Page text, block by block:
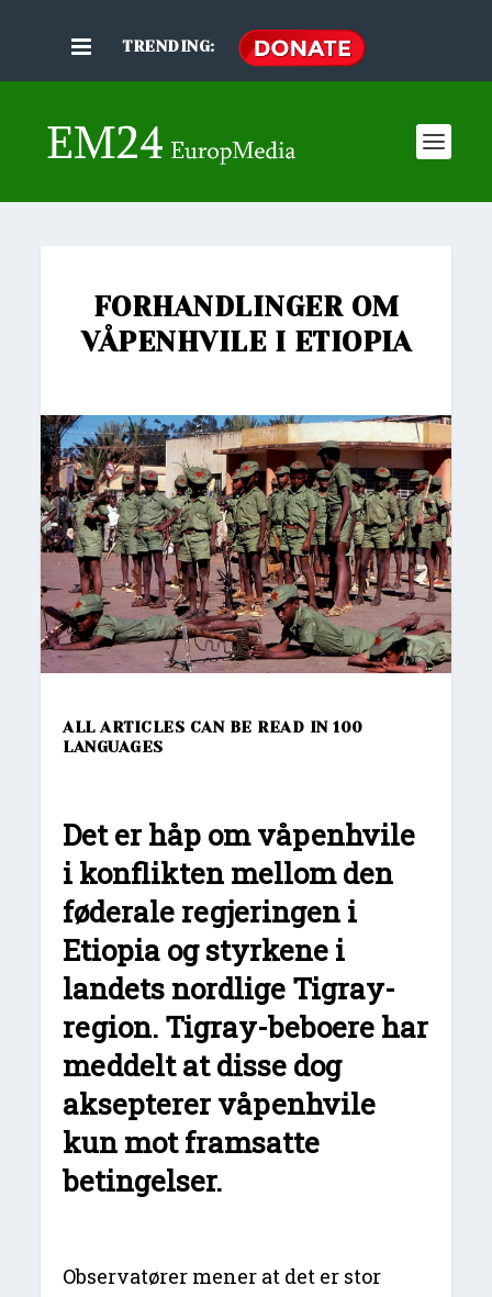
TRENDING:
FORHANDLINGER OM
VÅPENHVILE I ETIOPIA
ALL ARTICLES CAN BE READ IN 100
LANGUAGES
Det er håp om våpenhvile
i konflikten mellom den
føderale regjeringen i
Etiopia og styrkene i
landets nordlige Tigray-
region. Tigray-beboere har
meddelt at disse dog
aksepterer våpenhvile
kun mot framsatte
betingelser.
Observatører mener at det er stor